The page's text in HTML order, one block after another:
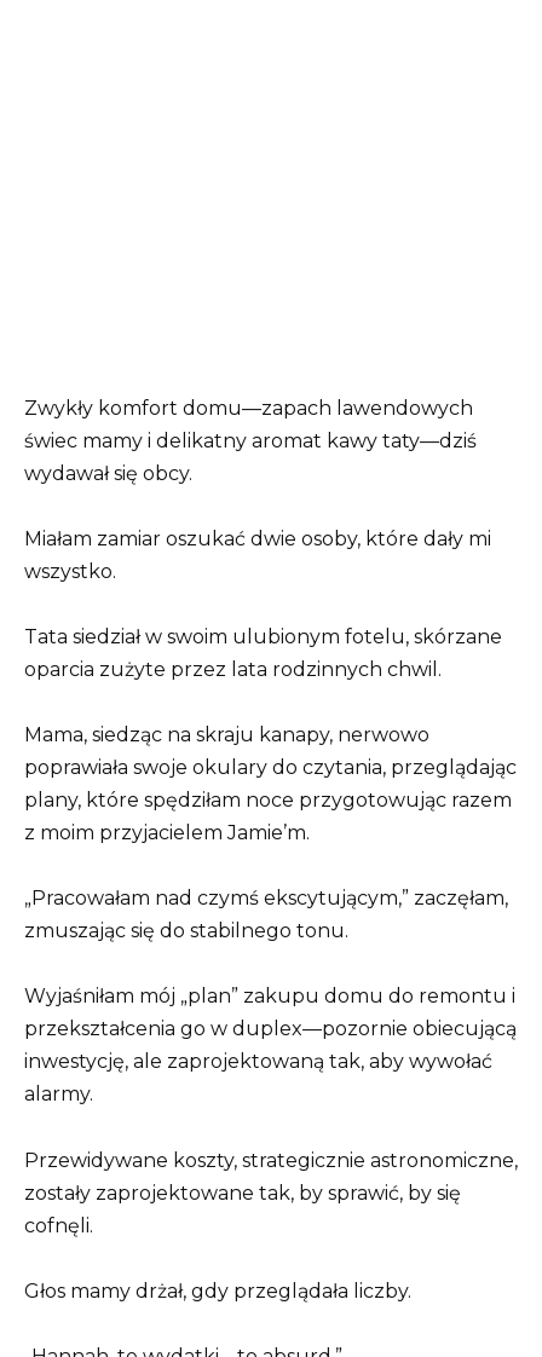
Zwykły komfort domu—zapach lawendowych
świec mamy i delikatny aromat kawy taty—dziś
wydawał się obcy.
Miałam zamiar oszukać dwie osoby, które dały mi
wszystko.
Tata siedział w swoim ulubionym fotelu, skórzane
oparcia zużyte przez lata rodzinnych chwil.
Mama, siedząc na skraju kanapy, nerwowo
poprawiała swoje okulary do czytania, przeglądając
plany, które spędziłam noce przygotowując razem
z moim przyjacielem Jamie’m.
„Pracowałam nad czymś ekscytującym,” zaczęłam,
zmuszając się do stabilnego tonu.
Wyjaśniłam mój „plan” zakupu domu do remontu i
przekształcenia go w duplex—pozornie obiecującą
inwestycję, ale zaprojektowaną tak, aby wywołać
alarmy.
Przewidywane koszty, strategicznie astronomiczne,
zostały zaprojektowane tak, by sprawić, by się
cofnęli.
Głos mamy drżał, gdy przeglądała liczby.